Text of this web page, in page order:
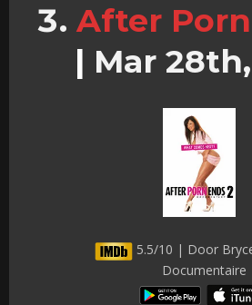
After
| Mar
5.5/10 | Door
Documentaire